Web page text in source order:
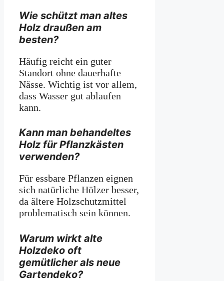
Wie schützt man altes
Holz draußen am
besten?
Häufig reicht ein guter
Standort ohne dauerhafte
Nässe. Wichtig ist vor allem,
dass Wasser gut ablaufen
kann.
Kann man behandeltes
Holz für Pflanzkästen
verwenden?
Für essbare Pflanzen eignen
sich natürliche Hölzer besser,
da ältere Holzschutzmittel
problematisch sein können.
Warum wirkt alte
Holzdeko oft
gemütlicher als neue
Gartendeko?